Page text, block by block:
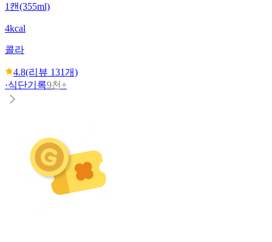
1캔(355ml)
4kcal
콜라
4.8(리뷰 131개)
·식단기록9천+